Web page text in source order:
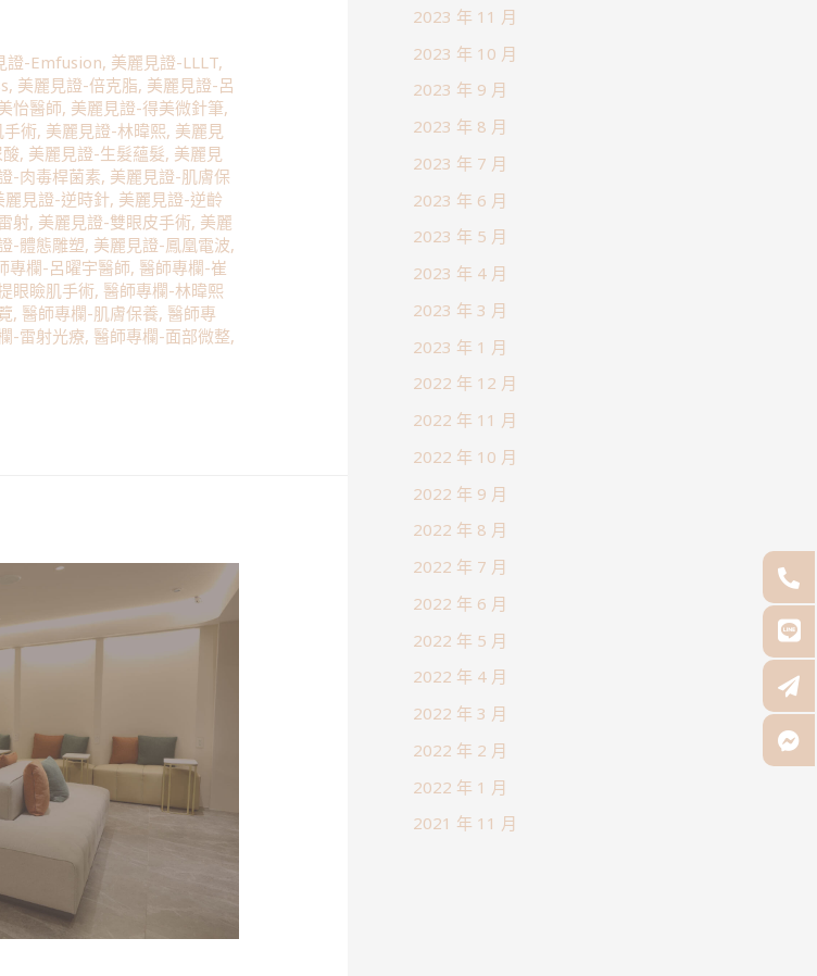
證-Emfusion, 美麗見證-LLLT,
, 美麗見證-倍克脂, 美麗見證-呂
怡醫師, 美麗見證-得美微針筆,
手術, 美麗見證-林暐熙, 美麗見
, 美麗見證-生髮蘊髮, 美麗見
-肉毒桿菌素, 美麗見證-肌膚保
麗見證-逆時針, 美麗見證-逆齡
射, 美麗見證-雙眼皮手術, 美麗
-體態雕塑, 美麗見證-鳳凰電波,
專欄-呂曜宇醫師, 醫師專欄-崔
眼瞼肌手術, 醫師專欄-林暐熙
, 醫師專欄-肌膚保養, 醫師專
-雷射光療, 醫師專欄-面部微整,
2023 年 11 月
2023 年 10 月
2023 年 9 月
2023 年 8 月
2023 年 7 月
2023 年 6 月
2023 年 5 月
2023 年 4 月
2023 年 3 月
2023 年 1 月
2022 年 12 月
2022 年 11 月
2022 年 10 月
2022 年 9 月
2022 年 8 月
2022 年 7 月
2022 年 6 月
2022 年 5 月
2022 年 4 月
2022 年 3 月
2022 年 2 月
2022 年 1 月
2021 年 11 月